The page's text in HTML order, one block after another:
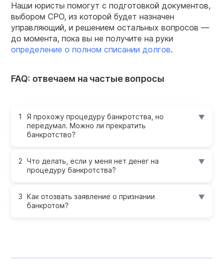
Наши юристы помогут с подготовкой документов,
выбором СРО, из которой будет назначен
управляющий, и решением остальных вопросов —
до момента, пока вы не получите на руки
определение о полном списании долгов.
FAQ: отвечаем на частые вопросы
Я прохожу процедуру банкротства, но
передумал. Можно ли прекратить
банкротство?
Что делать, если у меня нет денег на
процедуру банкротства?
Как отозвать заявление о признании
банкротом?